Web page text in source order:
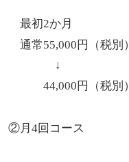
最初2か月
通常55,000 円（税別）
↓
44,000 円（税別）
②月 4回コース